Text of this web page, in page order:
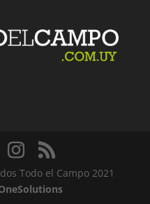
Todo el Campo 2021